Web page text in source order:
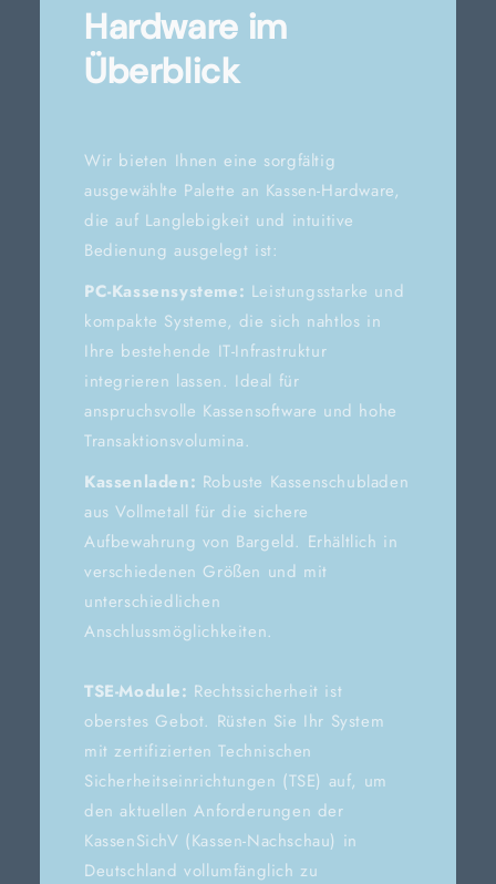
Hardware im
Überblick
Wir bieten Ihnen eine sorgfältig
ausgewählte Palette an Kassen-Hardware,
die auf Langlebigkeit und intuitive
Bedienung ausgelegt ist:
PC-Kassensysteme: Leistungsstarke und
kompakte Systeme, die sich nahtlos in
Ihre bestehende IT-Infrastruktur
integrieren lassen. Ideal für
anspruchsvolle Kassensoftware und hohe
Transaktionsvolumina.
Kassenladen: Robuste Kassenschubladen
aus Vollmetall für die sichere
Aufbewahrung von Bargeld. Erhältlich in
verschiedenen Größen und mit
unterschiedlichen
Anschlussmöglichkeiten.
TSE-Module: Rechtssicherheit ist
oberstes Gebot. Rüsten Sie Ihr System
mit zertifizierten Technischen
Sicherheitseinrichtungen (TSE) auf, um
den aktuellen Anforderungen der
KassenSichV (Kassen-Nachschau) in
Deutschland vollumfänglich zu